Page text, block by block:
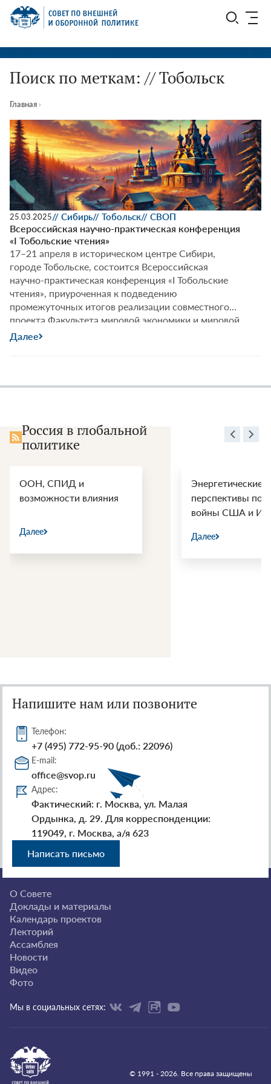
Перейти
СВОП
Поиск по меткам: // Тобольск
Главная ›
25.03.2025// Сибирь// Тобольск// СВОП
Всероссийская научно-практическая конференция
«I Тобольские чтения»
17–21 апреля в историческом центре Сибири,
городе Тобольске, состоится Всероссийская
научно-практическая конференция «I Тобольские
чтения», приуроченная к подведению
промежуточных итогов реализации совместного
проекта Факультета мировой экономики и мировой
политики НИУ ВШЭ и Совета по внешней и
Далее
Россия в глобальной
политике
ООН, СПИД и
возможности влияния
Далее
Энергетические
перспективы
войны США и
Далее
Напишите нам или позвоните
Телефон:
+7 (495) 772-95-90 (доб.: 22096)
E-mail:
office@svop.ru
Адрес:
Фактический: г. Москва, ул. Малая
Ордынка, д. 29. Для корреспонденции:
119049, г. Москва, а/я 623
Написать письмо
О Совете
Доклады и материалы
Календарь проектов
Лекторий
Ассамблея
Новости
Видео
Фото
© 1991 - 2026. Все права защищены
Мы в социальных сетях: